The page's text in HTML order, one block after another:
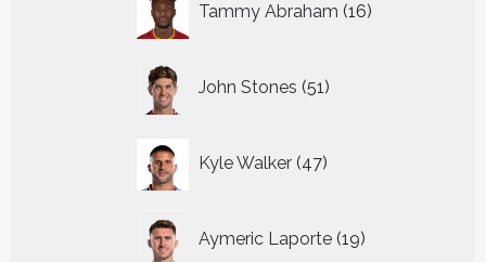
Tammy Abraham 16
producten
John Stones 51
producten
Kyle Walker 47
producten
Aymeric Laporte 19
producten